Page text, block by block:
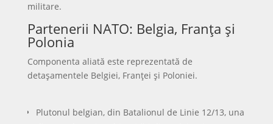
militare.
Partenerii NATO: Belgia, Franța și
Polonia
Componenta aliată este reprezentată de
detașamentele Belgiei, Franței și Poloniei.
Plutonul belgian, din Batalionul de Linie 12/13, una